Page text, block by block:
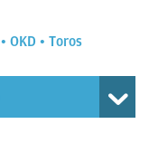
OKD Toros